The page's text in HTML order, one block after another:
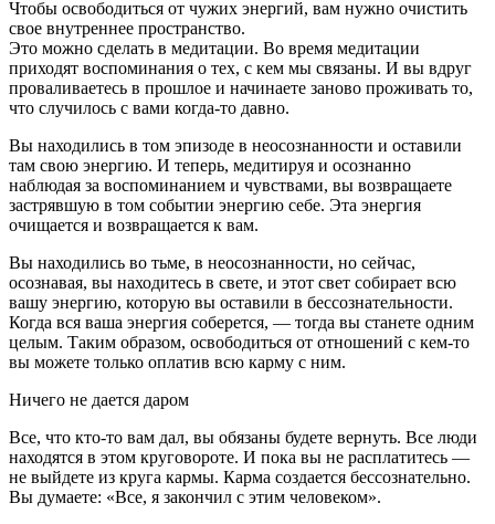
Чтобы освободиться от чужих энергий, вам нужно очистить
свое внутреннее пространство.
Это можно сделать в медитации. Во время медитации
приходят воспоминания о тех, с кем мы связаны. И вы вдруг
проваливаетесь в прошлое и начинаете заново проживать то,
что случилось с вами когда-то давно.
Вы находились в том эпизоде в неосознанности и оставили
там свою энергию. И теперь, медитируя и осознанно
наблюдая за воспоминанием и чувствами, вы возвращаете
застрявшую в том событии энергию себе. Эта энергия
очищается и возвращается к вам.
Вы находились во тьме, в неосознанности, но сейчас,
осознавая, вы находитесь в свете, и этот свет собирает всю
вашу энергию, которую вы оставили в бессознательности.
Когда вся ваша энергия соберется, — тогда вы станете одним
целым. Таким образом, освободиться от отношений с кем-то
вы можете только оплатив всю карму с ним.
Ничего не дается даром
Все, что кто-то вам дал, вы обязаны будете вернуть. Все люди
находятся в этом круговороте. И пока вы не расплатитесь —
не выйдете из круга кармы. Карма создается бессознательно.
Вы думаете: «Все, я закончил с этим человеком».